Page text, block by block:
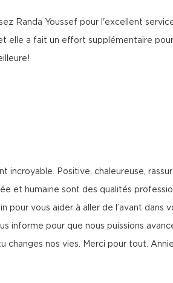
Randa Youssef pour l'excellent
a fait un effort supplémentaire
incroyable. Positive, chaleureuse,
et humaine sont des qualités
vous aider à aller de l’avant dans
informe pour que nous puissions
changes nos vies. Merci pour tout.